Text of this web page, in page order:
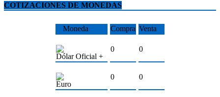
COTIZACIONES DE MONEDAS
Moneda Compra Venta
Dólar Oficial +
0 0
Euro
0 0